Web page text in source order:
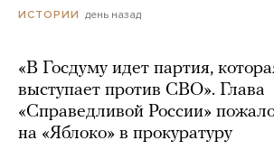
ИСТОРИИ день назад
«В Госдуму идет партия,
выступает против СВО». Глава
«Справедливой России»
на «Яблоко» в прокуратуру